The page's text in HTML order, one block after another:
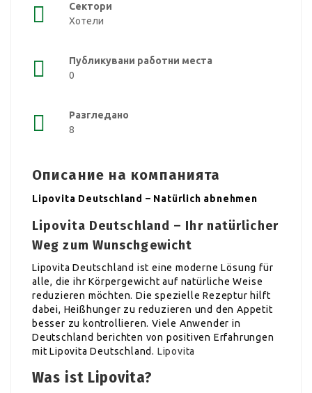
Сектори
Хотели
Публикувани работни места
0
Разгледано
8
Описание на компанията
Lipovita Deutschland – Natürlich abnehmen
Lipovita Deutschland – Ihr natürlicher
Weg zum Wunschgewicht
Lipovita Deutschland ist eine moderne Lösung für
alle, die ihr Körpergewicht auf natürliche Weise
reduzieren möchten. Die spezielle Rezeptur hilft
dabei, Heißhunger zu reduzieren und den Appetit
besser zu kontrollieren. Viele Anwender in
Deutschland berichten von positiven Erfahrungen
mit Lipovita Deutschland. Lipovita
Was ist Lipovita?